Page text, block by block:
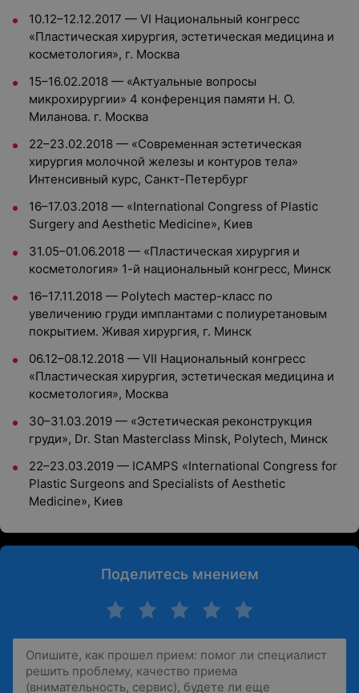
10.12–12.12.2017 — VI Национальный конгресс
«Пластическая хирургия, эстетическая медицина и
косметология», г. Москва
15–16.02.2018 — «Актуальные вопросы
микрохирургии» 4 конференция памяти Н. О.
Миланова. г. Москва
22–23.02.2018 — «Современная эстетическая
хирургия молочной железы и контуров тела»
Интенсивный курс, Санкт-Петербург
16–17.03.2018 — «International Congress of Plastic
Surgery and Aesthetic Medicine», Киев
31.05–01.06.2018 — «Пластическая хирургия и
косметология» 1-й национальный конгресс, Минск
16–17.11.2018 — Polytech мастер-класс по
увеличению груди имплантами с полиуретановым
покрытием. Живая хирургия, г. Минск
06.12–08.12.2018 — VII Национальный конгресс
«Пластическая хирургия, эстетическая медицина и
косметология», Москва
30–31.03.2019 — «Эстетическая реконструкция
груди», Dr. Stan Masterclass Minsk, Polytech, Минск
22–23.03.2019 — ICAMPS «International Congress for
Plastic Surgeons and Specialists of Aesthetic
Medicine», Киев
Поделитесь мнением